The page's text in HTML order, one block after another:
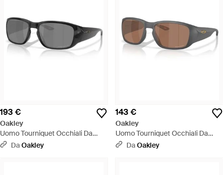
193 €
Oakley
Uomo Tourniquet Occhiali Da
Sole - Nero
DaOakley
143 €
Oakley
Uomo Tourniquet Occhiali Da
Sole - Nero
DaOakley